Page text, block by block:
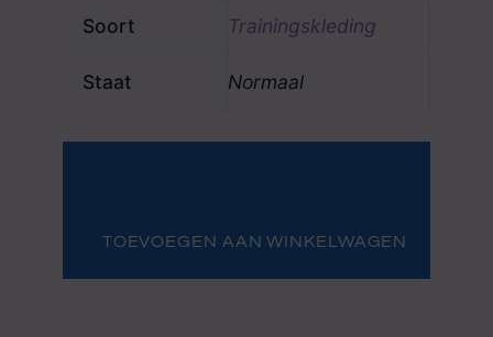
Soort Trainingskleding
Staat Normaal
aantal
TOEVOEGEN AAN WINKELWAGEN